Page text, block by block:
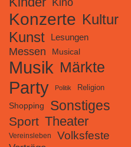
Konzerte Kultur
Kunst
Lesungen
Messen Musical
Musik Märkte
Party Politik Religion
Shopping Sonstiges
Sport Theater
Vereinsleben Volksfeste